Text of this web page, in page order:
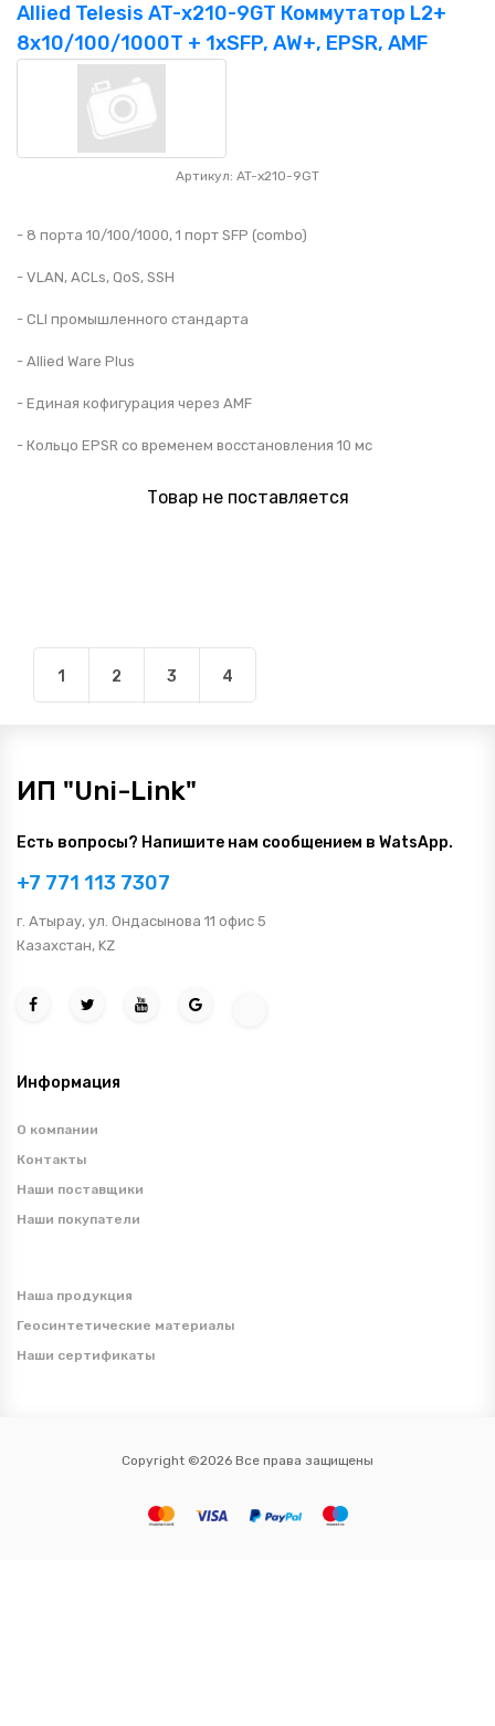
Allied Telesis AT-x210-9GT Коммутатор L2+
8x10/100/1000T + 1xSFP, AW+, EPSR, AMF
Артикул: AT-x210-9GT
- 8 порта 10/100/1000, 1 порт SFP (combo)
- VLAN, ACLs, QoS, SSH
- CLI промышленного стандарта
- Allied Ware Plus
- Единая кофигурация через AMF
- Кольцо EPSR со временем восстановления 10 мс
Товар не поставляется
1 2 3 4
ИП "Uni-Link"
Есть вопросы? Напишите нам сообщением в WatsApp.
+7 771 113 7307
г. Атырау, ул. Ондасынова 11 офис 5
Казахстан, KZ
Информация
О компании
Контакты
Наши поставщики
Наши покупатели
Наша продукция
Геосинтетические материалы
Наши сертификаты
Copyright ©2026 Все права защищены